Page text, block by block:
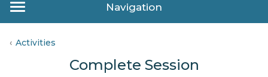
Navigation
Activities
Complete Session